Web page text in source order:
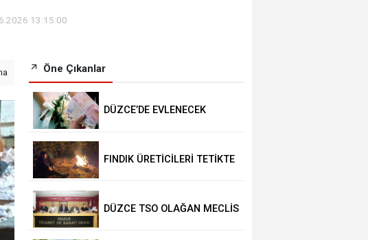
13:15:00
Öne Çıkanlar
DÜZCE’DE EVLENECEK
FINDIK ÜRETİCİLERİ TETİKTE
DÜZCE TSO OLAĞAN MECLİS
GERÇEKLEŞTİRİLDİ